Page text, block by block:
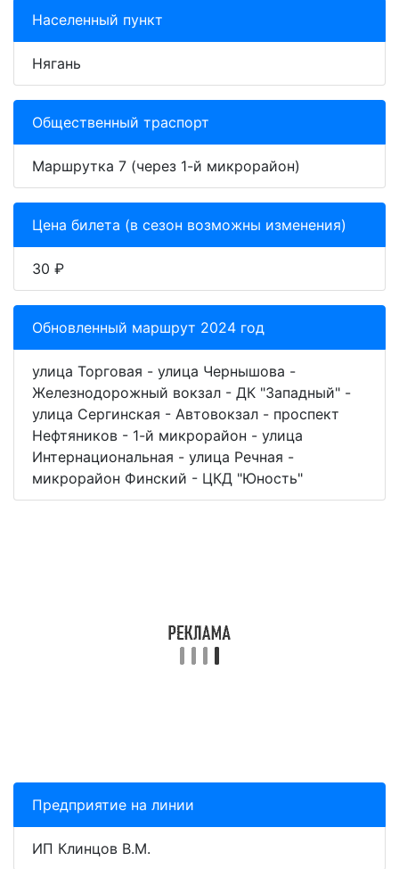
Населенный пункт
Нягань
Общественный траспорт
Маршрутка 7 (через 1-й микрорайон)
Цена билета (в сезон возможны изменения)
30 ₽
Обновленный маршрут 2024 год
улица Торговая - улица Чернышова -
Железнодорожный вокзал - ДК "Западный" -
улица Сергинская - Автовокзал - проспект
Нефтяников - 1-й микрорайон - улица
Интернациональная - улица Речная -
микрорайон Финский - ЦКД "Юность"
Предприятие на линии
ИП Клинцов В.М.